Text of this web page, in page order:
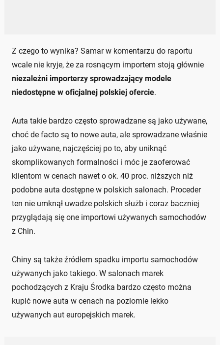
Z czego to wynika? Samar w komentarzu do raportu
wcale nie kryje, że za rosnącym importem stoją głównie
niezależni importerzy sprowadzający modele
niedostępne w oficjalnej polskiej ofercie.
Auta takie bardzo często sprowadzane są jako używane,
choć de facto są to nowe auta, ale sprowadzane właśnie
jako używane, najczęściej po to, aby uniknąć
skomplikowanych formalności i móc je zaoferować
klientom w cenach nawet o ok. 40 proc. niższych niż
podobne auta dostępne w polskich salonach. Proceder
ten nie umknął uwadze polskich służb i coraz baczniej
przyglądają się one importowi używanych samochodów
z Chin.
Chiny są także źródłem spadku importu samochodów
używanych jako takiego. W salonach marek
pochodzących z Kraju Środka bardzo często można
kupić nowe auta w cenach na poziomie lekko
używanych aut europejskich marek.